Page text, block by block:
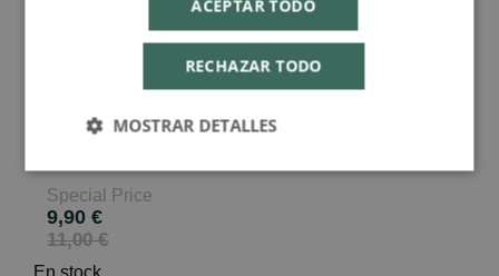
tubo 15CH BOIRON
En stock
Special Price
9,90 €
11,00 €
En stock
ACEPTAR TODO
RECHAZAR TODO
MOSTRAR DETALLES